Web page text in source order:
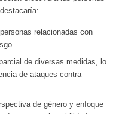
relacionadas con
de diversas medidas, lo
de ataques contra
de género y enfoque